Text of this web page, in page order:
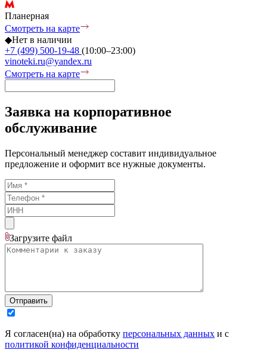
Планерная
Смотреть на карте
◆Нет в наличии
+7 (499) 500-19-48 (10:00–23:00)
vinoteki.ru@yandex.ru
Смотреть на карте
Заявка на корпоративное
обслуживание
Персональный менеджер составит индивидуальное
предложение и оформит все нужные документы.
Загрузите файл
Отправить
Я согласен(на) на обработку персональных данных и с
политикой конфиденциальности